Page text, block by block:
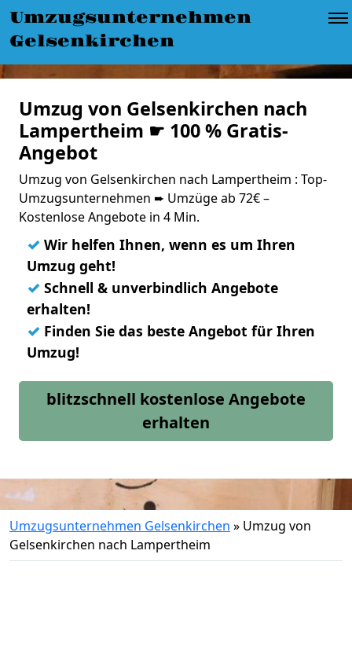
Umzugsunternehmen
Gelsenkirchen
Umzug von Gelsenkirchen nach
Lampertheim ☛ 100 % Gratis-
Angebot
Umzug von Gelsenkirchen nach Lampertheim : Top-
Umzugsunternehmen ➨ Umzüge ab 72€ –
Kostenlose Angebote in 4 Min.
✓ Wir helfen Ihnen, wenn es um Ihren
Umzug geht!
✓ Schnell & unverbindlich Angebote
erhalten!
✓ Finden Sie das beste Angebot für Ihren
Umzug!
blitzschnell kostenlose Angebote
erhalten
Umzugsunternehmen Gelsenkirchen » Umzug von
Gelsenkirchen nach Lampertheim